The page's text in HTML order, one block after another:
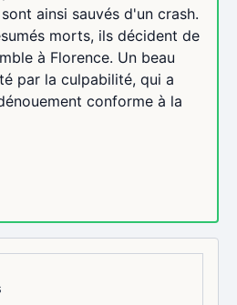
ainsi sauvés d'un crash.
morts, ils décident de
à Florence. Un beau
par la culpabilité, qui a
conforme à la